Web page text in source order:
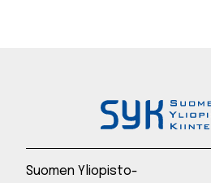
Suomen Yliopisto-